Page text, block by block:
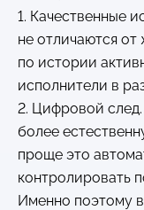
1. Качественные
не отличаются
по истории
исполнители в
2. Цифровой
более
проще это
контролировать
Именно поэтому